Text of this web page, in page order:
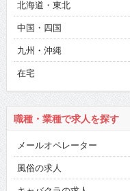
中国・四国
九州・沖縄
在宅
職種・業種で求人を探す
風俗の求人
キャバクラの求人